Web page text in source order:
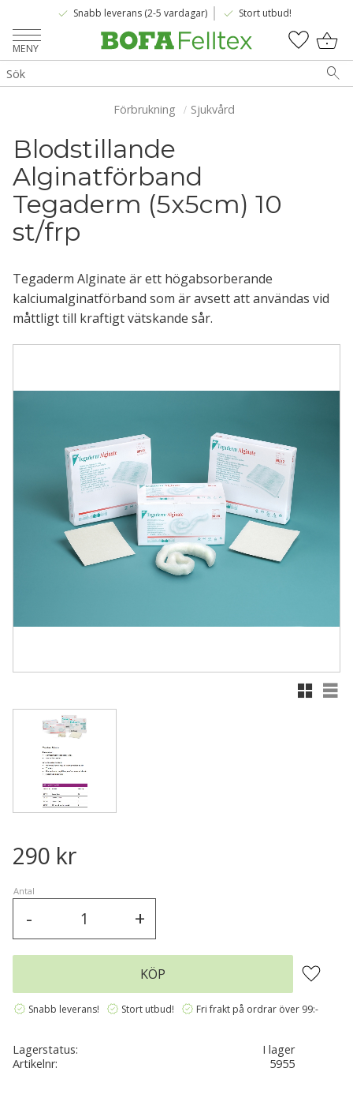
Meny
done Snabb leverans (2-5 vardagar) done Stort utbud!
Förbrukning Sjukvård
Blodstillande
Alginatförband
Tegaderm (5x5cm) 10
st/frp
Tegaderm Alginate är ett högabsorberande
kalciumalginatförband som är avsett att användas vid
måttligt till kraftigt vätskande sår.
290 kr
Antal
+
-
KÖP Lägg till
verified Snabb leverans! verified Stort utbud! verified Fri frakt på ordrar över 99:-
Lagerstatus
I lager
Artikelnr
5955